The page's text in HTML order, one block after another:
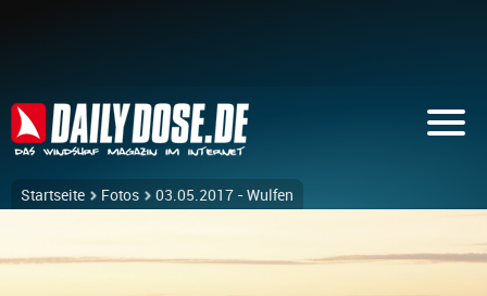
Startseite Fotos 03.05.2017 - Wulfen